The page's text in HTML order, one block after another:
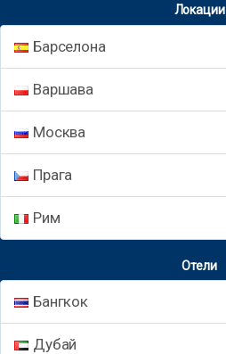
Локации
Барселона
Варшава
Москва
Прага
Рим
Отели
Бангкок
Дубай